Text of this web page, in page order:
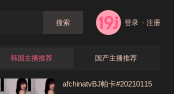
搜索 登录 · 注册
韩国主播推荐 国产主播推荐
afchinatvBJ帕卡#20210115